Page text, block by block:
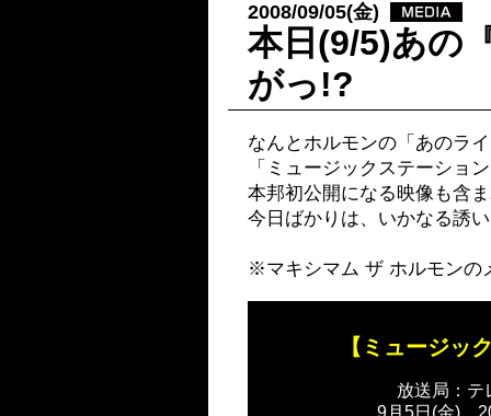
2008/09/05(金)
本日(9/5)あの
がっ!?
なんとホルモンの「あのラ
「ミュージックステーショ
本邦初公開になる映像も含
今日ばかりは、いかなる誘
※マキシマム ザ ホルモンの
【ミュージッ
放送局：テ